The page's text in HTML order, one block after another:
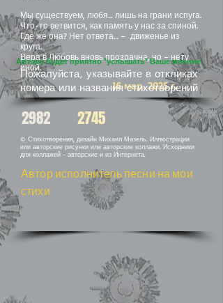
Мы существуем, любя… лишь на грани испуга.
Что-то ветвится, как память у нас за спиной.
Где же она? Нет ответа… – движенье из
круга.
Вера в Любовь вновь прозрачна, но – нету
иной.
16 мар. 2025 г.
2982 2745
© Стихотворения, дизайн Михаил Мазель. Иллюстрации
или авторские рисунки или авторские коллажи. Исходники
для коллажей - авторские и из Интернета.
Автор исполнитель песни на мои
стихи
Автору будет приятно "услышать" Ваше мнение:
Пожалуйста, указывайте в откликах
номера или названия стихотворений